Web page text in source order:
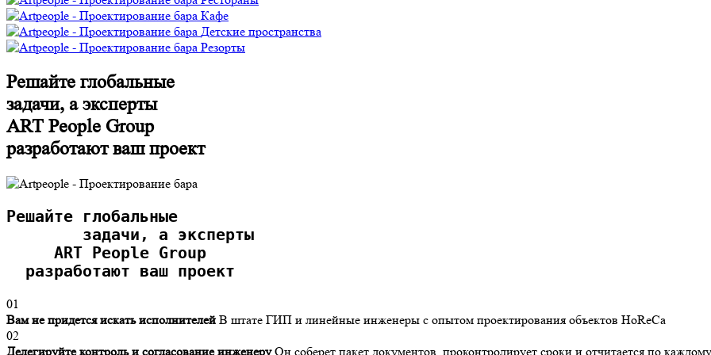
Кафе
Детские пространства
Резорты
Решайте глобальные
задачи, а эксперты
ART People Group
разработают ваш проект
Решайте глобальные
        задачи, а эксперты
     ART People Group
  разработают ваш проект
01
Вам не придется искать исполнителей В штате ГИП и линейные инженеры с опытом проектирования объектов HoReCa
02
Делегируйте контроль и согласование инженеруОн соберет пакет документов, проконтролирует сроки и отчитается по